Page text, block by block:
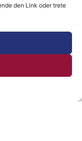
den Link oder trete
macht. Und